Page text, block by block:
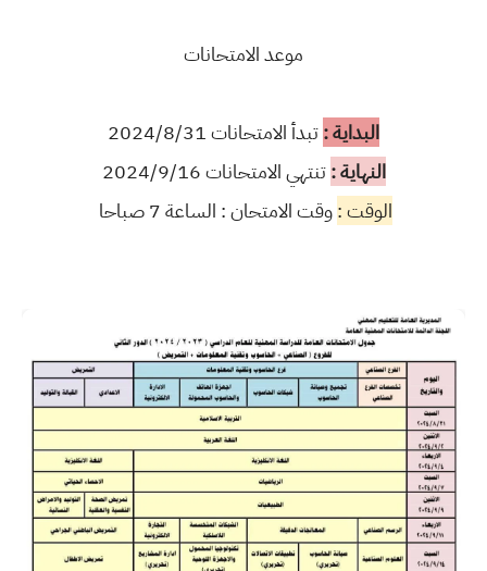
موعد الامتحانات
البداية :تبدأ الامتحانات 2024/8/31
النهاية :تنتهي الامتحانات 2024/9/16
الوقت :وقت الامتحان : الساعة 7 صباحا